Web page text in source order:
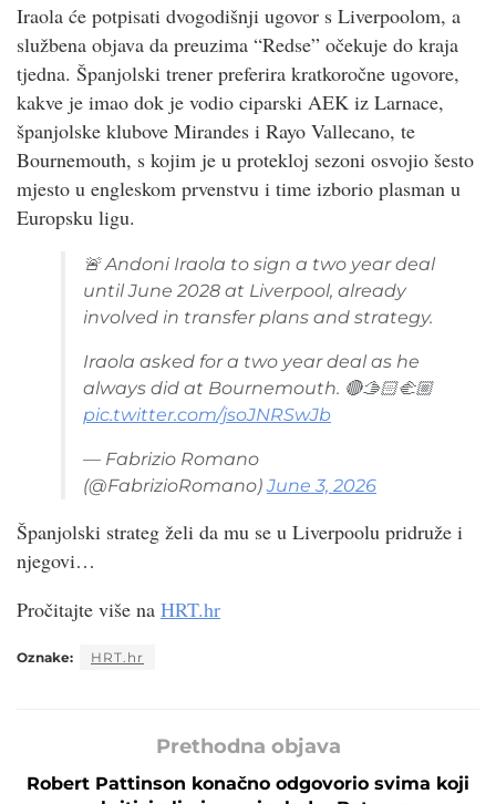
Iraola će potpisati dvogodišnji ugovor s Liverpoolom, a
službena objava da preuzima “Redse” očekuje do kraja
tjedna. Španjolski trener preferira kratkoročne ugovore,
kakve je imao dok je vodio ciparski AEK iz Larnace,
španjolske klubove Mirandes i Rayo Vallecano, te
Bournemouth, s kojim je u protekloj sezoni osvojio šesto
mjesto u engleskom prvenstvu i time izborio plasman u
Europsku ligu.
🚨 Andoni Iraola to sign a two year deal
until June 2028 at Liverpool, already
involved in transfer plans and strategy.
Iraola asked for a two year deal as he
always did at Bournemouth. 🔴🫱🏻‍🫲🏼
pic.twitter.com/jsoJNRSwJb
— Fabrizio Romano
(@FabrizioRomano)June 3, 2026
Španjolski strateg želi da mu se u Liverpoolu pridruže i
njegovi…
Pročitajte više na HRT.hr
Oznake: HRT.hr
Prethodna objava
Robert Pattinson konačno odgovorio svima koji